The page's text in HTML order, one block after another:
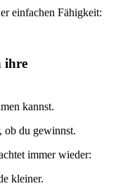
einfachen Fähigkeit:
ihre
kannst.
ob du gewinnst.
immer wieder:
kleiner.